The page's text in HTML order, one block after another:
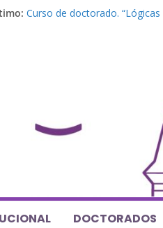
Curso de doctorado.
Defensas de Tesis y
DOCTORADOS